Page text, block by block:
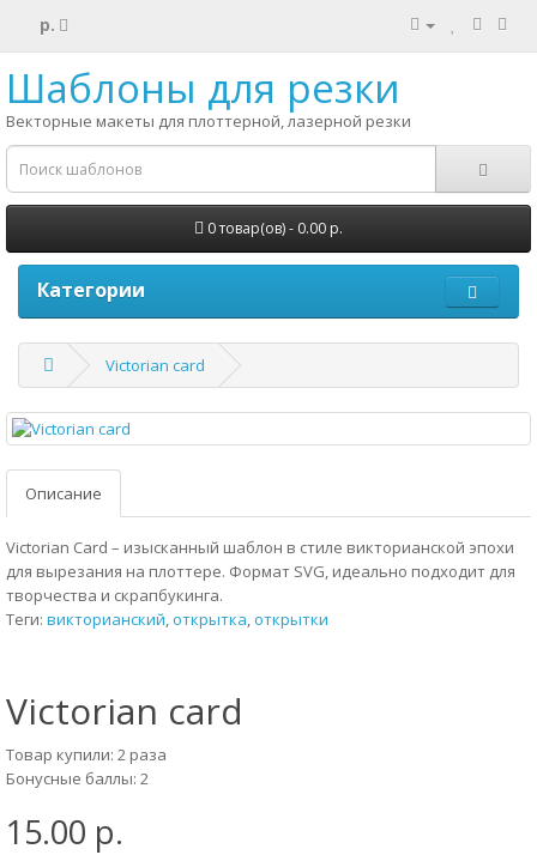
р.
Шаблоны для резки
Векторные макеты для плоттерной, лазерной резки
0 товар(ов) - 0.00 р.
Категории
Victorian card
Описание
Victorian Card – изысканный шаблон в стиле викторианской эпохи
для вырезания на плоттере. Формат SVG, идеально подходит для
творчества и скрапбукинга.
Теги: викторианский,открытка,открытки
Victorian card
Товар купили: 2 раза
Бонусные баллы: 2
15.00 р.